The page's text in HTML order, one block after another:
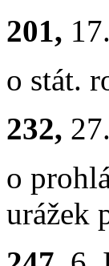
201,
o stát.
232,
o
urážek